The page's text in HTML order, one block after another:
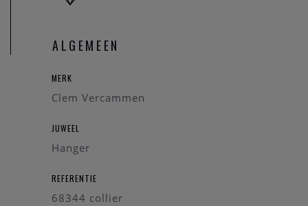
ALGEMEEN
MERK
Clem Vercammen
JUWEEL
Hanger
REFERENTIE
68344 collier